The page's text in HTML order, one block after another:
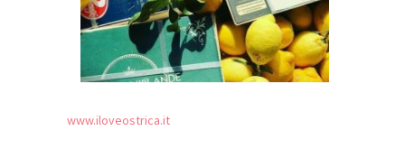
www.iloveostrica.it